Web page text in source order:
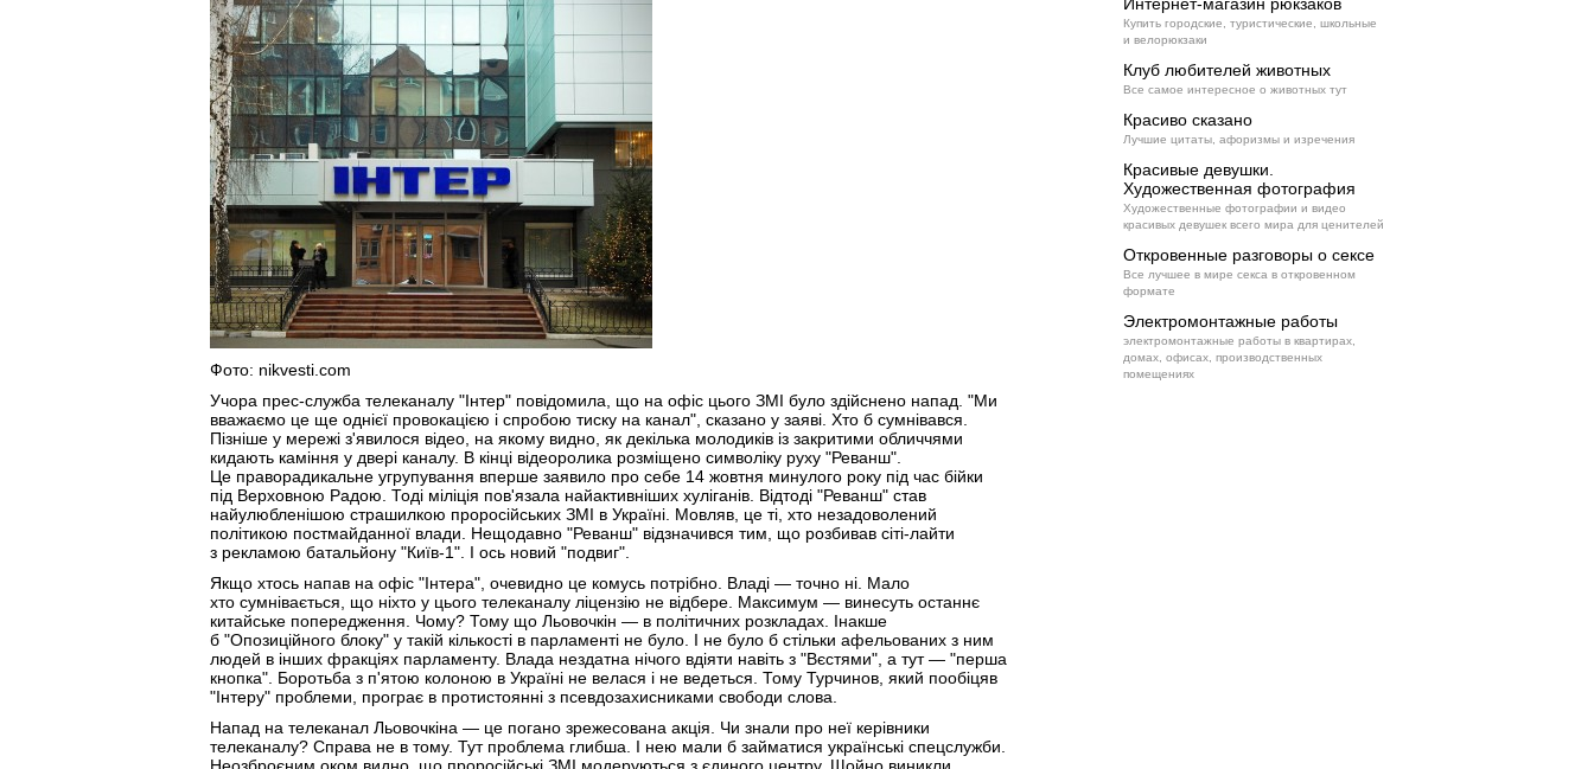
Фото: nikvesti.com
Учора прес-служба телеканалу "Інтер" повідомила, що на офіс цього ЗМІ було здійснено напад. "Ми
вважаємо це ще однієї провокацією і спробою тиску на канал", сказано у заяві. Хто б сумнівався.
Пізніше у мережі з'явилося відео, на якому видно, як декілька молодиків із закритими обличчями
кидають каміння у двері каналу. В кінці відеоролика розміщено символіку руху "Реванш".
Це праворадикальне угрупування вперше заявило про себе 14 жовтня минулого року під час бійки
під Верховною Радою. Тоді міліція пов'язала найактивніших хуліганів. Відтоді "Реванш" став
найулюбленішою страшилкою проросійських ЗМІ в Україні. Мовляв, це ті, хто незадоволений
політикою постмайданної влади. Нещодавно "Реванш" відзначився тим, що розбивав сіті-лайти
з рекламою батальйону "Київ-1". І ось новий "подвиг".
Якщо хтось напав на офіс "Інтера", очевидно це комусь потрібно. Владі — точно ні. Мало
хто сумнівається, що ніхто у цього телеканалу ліцензію не відбере. Максимум — винесуть останнє
китайське попередження. Чому? Тому що Льовочкін — в політичних розкладах. Інакше
б "Опозиційного блоку" у такій кількості в парламенті не було. І не було б стільки афельованих з ним
людей в інших фракціях парламенту. Влада нездатна нічого вдіяти навіть з "Вєстями", а тут — "перша
кнопка". Боротьба з п'ятою колоною в Україні не велася і не ведеться. Тому Турчинов, який пообіцяв
"Інтеру" проблеми, програє в протистоянні з псевдозахисниками свободи слова.
Напад на телеканал Льовочкіна — це погано зрежесована акція. Чи знали про неї керівники
телеканалу? Справа не в тому. Тут проблема глибша. І нею мали б займатися українські спецслужби.
Купить городские, туристические, школьные
и велорюкзаки
Клуб любителей животных
Все самое интересное о животных тут
Красиво сказано
Лучшие цитаты, афоризмы и изречения
Красивые девушки.
Художественная фотография
Художественные фотографии и видео
красивых девушек всего мира для ценителей
Откровенные разговоры о сексе
Все лучшее в мире секса в откровенном
формате
Электромонтажные работы
электромонтажные работы в квартирах,
домах, офисах, производственных
помещениях